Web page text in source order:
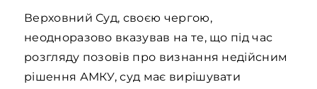
Верховний Суд, своєю чергою,
неодноразово вказував на те, що під час
розгляду позовів про визнання недійсним
рішення АМКУ, суд має вирішувати